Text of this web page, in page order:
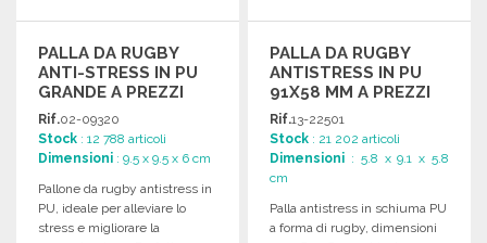
PALLA DA RUGBY
ANTI-STRESS IN PU
GRANDE A PREZZI
ALL'INGROSSO
Rif.02-09320
Stock : 12 788 articoli
Dimensioni : 9.5 x 9.5 x 6 cm
Pallone da rugby antistress in
PU, ideale per alleviare lo
stress e migliorare la
PALLA DA RUGBY
ANTISTRESS IN PU
91X58 MM A PREZZI
ALL'INGROSSO
Rif.13-22501
Stock : 21 202 articoli
Dimensioni : 5.8 x 9.1 x 5.8
cm
Palla antistress in schiuma PU
a forma di rugby, dimensioni